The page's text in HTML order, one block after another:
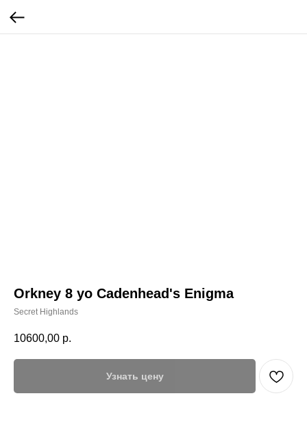
Orkney 8 yo Cadenhead's Enigma
Secret Highlands
10600,00 р.
Узнать цену